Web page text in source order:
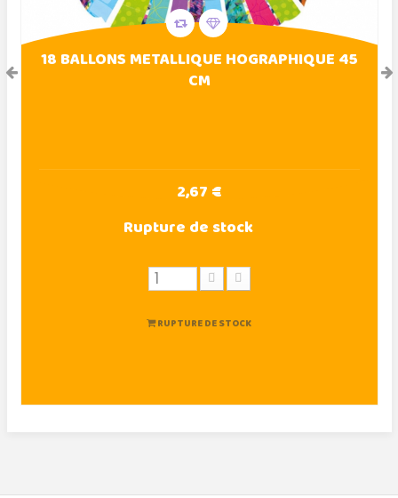
18 BALLONS METALLIQUE HOGRAPHIQUE 45
CM
2,67 €
Rupture de stock
RUPTURE DE STOCK